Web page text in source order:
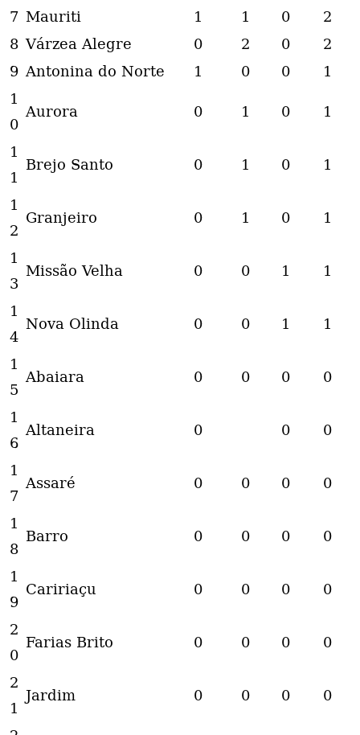
7 Mauriti 1 1 0
2
8 Várzea Alegre 0 2 0
2
9 Antonina do Norte 1 0 0
1
1
0
Aurora 0 1 0 1
1
1
Brejo Santo 0 1 0 1
1
2
Granjeiro 0 1 0 1
1
3
Missão Velha 0 0 1 1
1
4
Nova Olinda 0 0 1 1
1
5
Abaiara 0 0 0 0
1
6
Altaneira 0 0 0
1
7
Assaré 0 0 0 0
1
8
Barro 0 0 0 0
1
9
Caririaçu 0 0 0 0
2
0
Farias Brito 0 0 0 0
2
1
Jardim 0 0 0 0